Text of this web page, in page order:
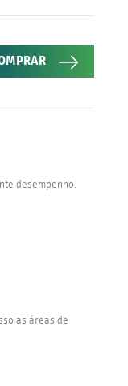
desempenho.
as áreas de